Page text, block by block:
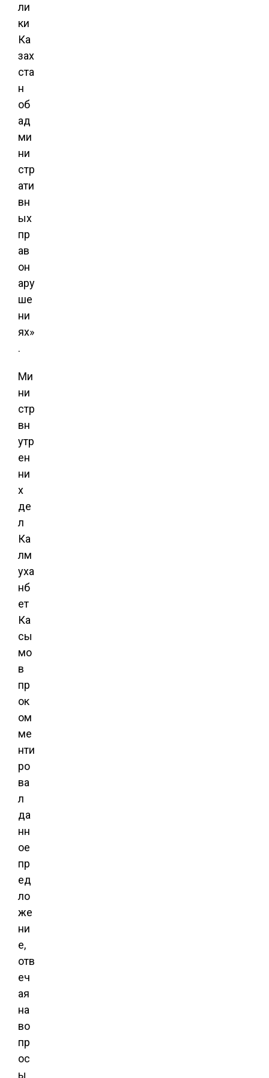
ли
ки
Ка
зах
ста
н
об
ад
ми
ни
стр
ати
вн
ых
пр
ав
он
ару
ше
ни
ях»
.
Ми
ни
стр
вн
утр
ен
ни
х
де
л
Ка
лм
уха
нб
ет
Ка
сы
мо
в
пр
ок
ом
ме
нти
ро
ва
л
да
нн
ое
пр
ед
ло
же
ни
е,
отв
еч
ая
на
во
пр
ос
ы